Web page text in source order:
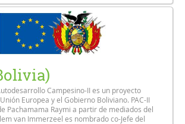
Campesino-II es un proyecto
Europea y el Gobierno Boliviano. PAC-II
Pachamama Raymi a partir de mediados del
van Immerzeel es nombrado co-Jefe del